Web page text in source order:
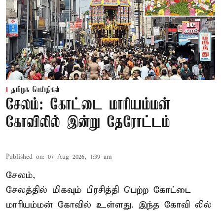
தமிழக செய்திகள்
சேலம்: கோட்டை மாரியம்மன்
கோவிலில் இன்று தேரோட்டம்
Published on: 07 Aug 2026, 1:39 am
சேலம்,
சேலத்தில் மிகவும் பிரசித்தி பெற்ற கோட்டை
மாரியம்மன் கோவில் உள்ளது. இந்த கோவி லில்